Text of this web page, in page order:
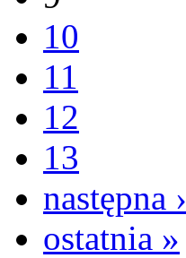
10
11
12
13
następna ›
ostatnia »